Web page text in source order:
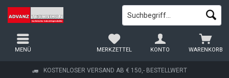
KOSTENLOSER VERSAND AB € 150,- BESTELLWERT
WARENKORB
MERKZETTEL KONTO
MENÜ